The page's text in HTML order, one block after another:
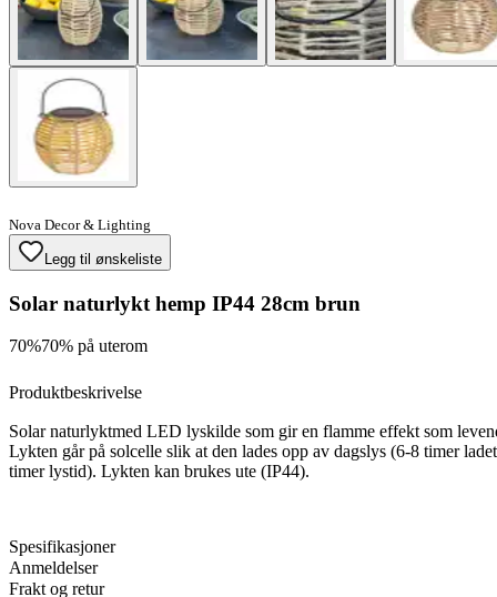
Nova Decor & Lighting
Legg til ønskeliste
Solar naturlykt hemp IP44 28cm brun
70%70% på uterom
Produktbeskrivelse
Solar naturlyktmed LED lyskilde som gir en flamme effekt som
Lykten går på solcelle slik at den lades opp av dagslys (6-8 timer
timer lystid). Lykten kan brukes ute (IP44).
Spesifikasjoner
Anmeldelser
Frakt og retur